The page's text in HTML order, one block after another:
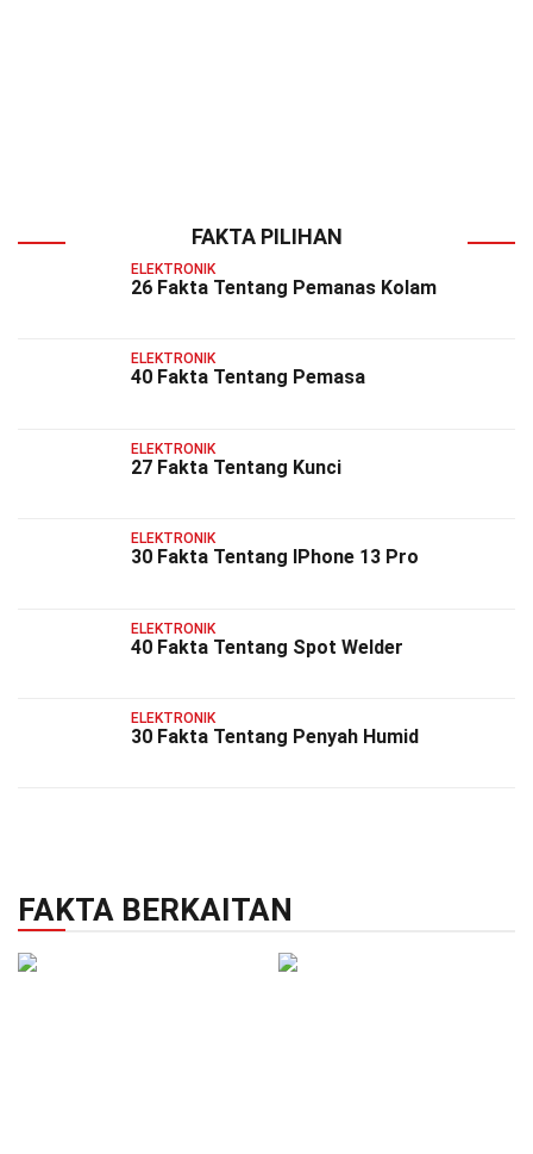
FAKTA PILIHAN
ELEKTRONIK
26 Fakta Tentang Pemanas Kolam
ELEKTRONIK
40 Fakta Tentang Pemasa
ELEKTRONIK
27 Fakta Tentang Kunci
ELEKTRONIK
30 Fakta Tentang IPhone 13 Pro
ELEKTRONIK
40 Fakta Tentang Spot Welder
ELEKTRONIK
30 Fakta Tentang Penyah Humid
FAKTA BERKAITAN